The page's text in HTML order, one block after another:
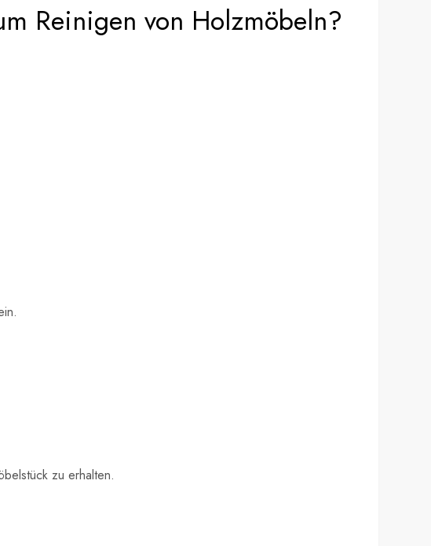
Reinigen von Holzmöbeln?
zu erhalten.